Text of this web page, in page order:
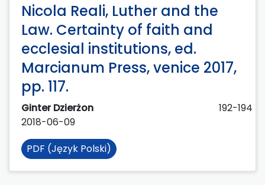
Nicola Reali, Luther and the
Law. Certainty of faith and
ecclesial institutions, ed.
Marcianum Press, venice 2017,
pp. 117.
Ginter Dzierżon
192-194
2018-06-09
PDF (Język Polski)